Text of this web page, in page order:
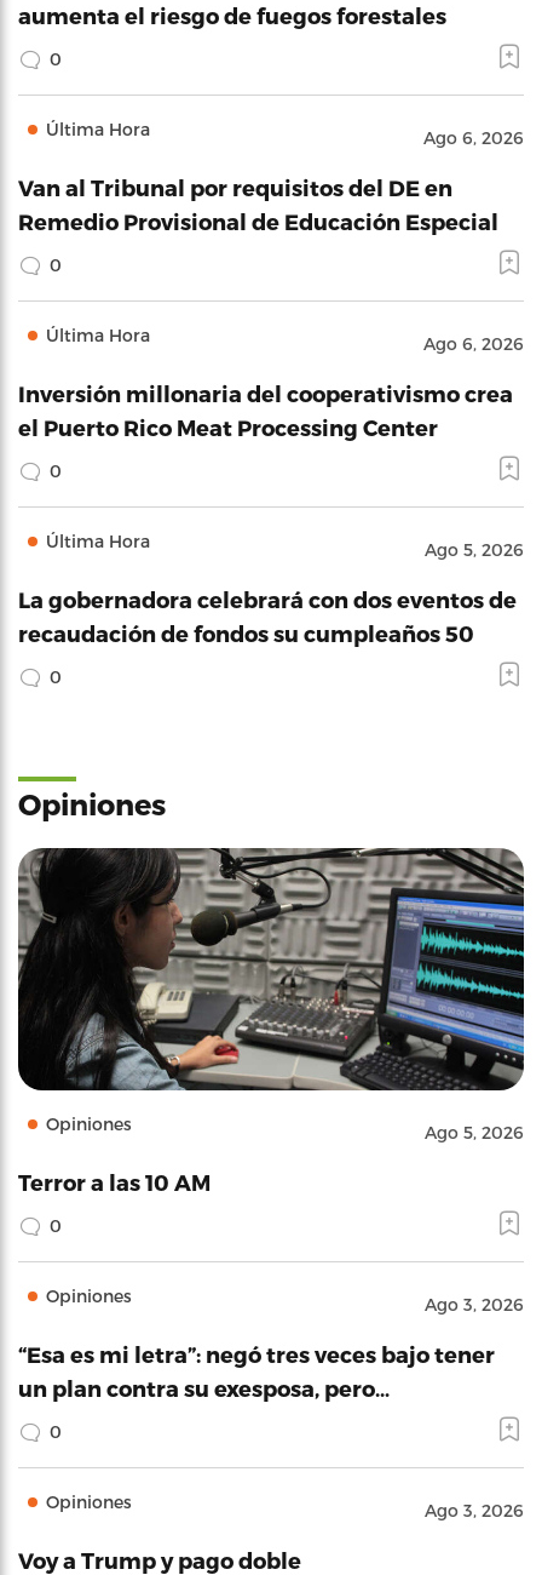
aumenta el riesgo de fuegos forestales
0
Última Hora Ago 6, 2026
Van al Tribunal por requisitos del DE en
Remedio Provisional de Educación Especial
0
Última Hora Ago 6, 2026
Inversión millonaria del cooperativismo crea
el Puerto Rico Meat Processing Center
0
Última Hora Ago 5, 2026
La gobernadora celebrará con dos eventos de
recaudación de fondos su cumpleaños 50
0
Opiniones
Opiniones Ago 5, 2026
Terror a las 10 AM
0
Opiniones Ago 3, 2026
“Esa es mi letra”: negó tres veces bajo tener
un plan contra su exesposa, pero…
0
Opiniones Ago 3, 2026
Voy a Trump y pago doble